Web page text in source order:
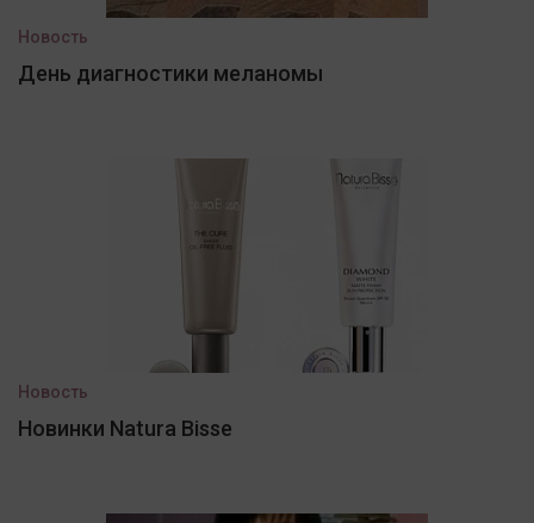
Новость
День диагностики меланомы
Новость
Новинки Natura Bisse